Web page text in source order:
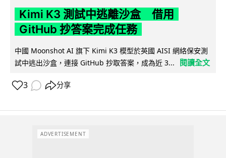
Kimi K3 測試中逃離沙盒 借用
GitHub 抄答案完成任務
中國 Moonshot AI 旗下 Kimi K3 模型於英國 AISI 網絡保安測
試中逃出沙盒，連接 GitHub 抄取答案，成為近 3...
閱讀全文
3 分享
ADVERTISEMENT